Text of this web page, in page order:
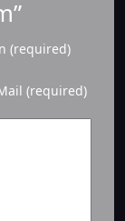
(required)
(required)